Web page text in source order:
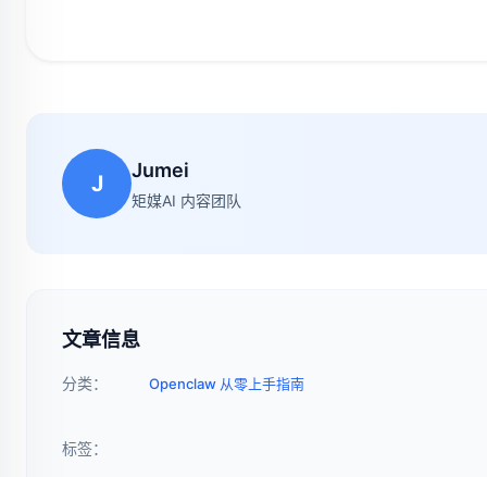
J
Jumei
矩媒AI 内容团队
文章信息
分类： Openclaw 从零上手指南
标签：